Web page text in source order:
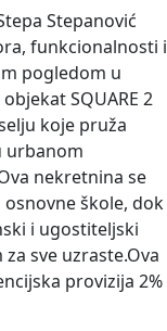
Stepanović
funkcionalnosti i
pogledom u
SQUARE 2
koje pruža
urbanom
nekretnina se
škole, dok
i ugostiteljski
sve uzraste.Ova
provizija 2%